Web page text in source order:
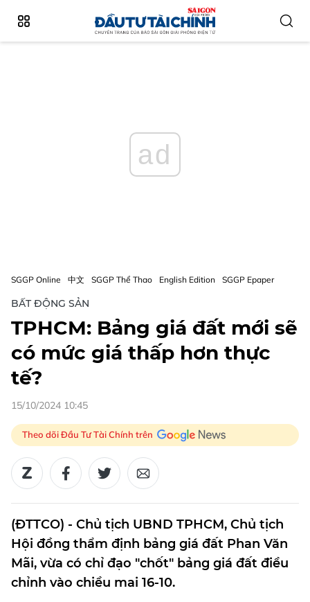
ad
SGGP Online 中文 SGGP Thể Thao English Edition SGGP Epaper
BẤT ĐỘNG SẢN
TPHCM: Bảng giá đất mới sẽ
có mức giá thấp hơn thực
tế?
15/10/2024 10:45
Theo dõi Đầu Tư Tài Chính trên
(ĐTTCO) - Chủ tịch UBND TPHCM, Chủ tịch
Hội đồng thẩm định bảng giá đất Phan Văn
Mãi, vừa có chỉ đạo "chốt" bảng giá đất điều
chỉnh vào chiều mai 16-10.